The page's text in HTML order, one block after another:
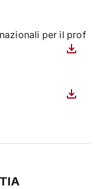
per il prof